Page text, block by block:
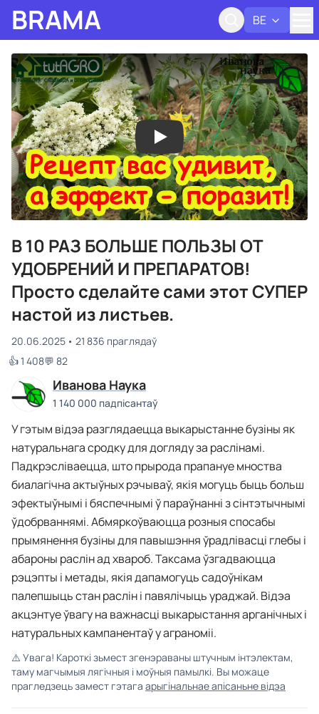
BRAMA BE
В 10 РАЗ БОЛЬШЕ ПОЛЬЗЫ ОТ
УДОБРЕНИЙ И ПРЕПАРАТОВ!
Просто сделайте сами этот СУПЕР
настой из листьев.
20.06.2025
21 836 праглядаў
👍 1 408💬 82
Иванова Наука
1 140 000 падпісантаў
У гэтым відэа разглядаецца выкарыстанне бузіны як
натуральнага сродку для догляду за раслінамі.
Падкрэсліваецца, што прырода прапануе мноства
биалагічна актыўных рэчываў, якія могуць быць больш
эфектыўнымі і бяспечнымі ў параўнанні з сінтэтычнымі
ўдобрваннямі. Абмяркоўваюцца розныя спосабы
прымянення бузіны для павышэння ўрадлівасці глебы і
абароны раслін ад хвароб. Таксама ўзгадваюцца
рэцэпты і метады, якія дапамогуць садоўнікам
палепшыць стан раслін і павялічыць ураджай. Відэа
акцэнтуе ўвагу на важнасці выкарыстання арганічных і
натуральных кампанентаў у аграноміі.
⚠️ Увага! Кароткі зьмест згенэраваны штучным інтэлектам,
таму магчымыя лягічныя і моўныя памылкі. Вы можаце
прагледзець замест гэтага арыгінальнае апісаньне відэа